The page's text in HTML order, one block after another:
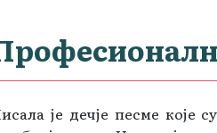
је дечје песме које